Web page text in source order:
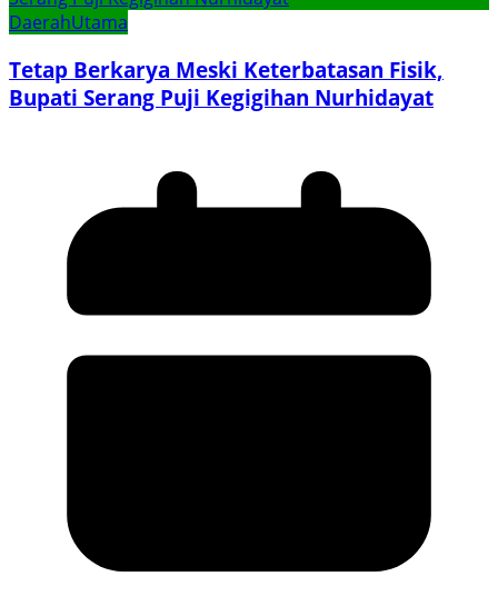
DaerahUtama
Tetap Berkarya Meski Keterbatasan Fisik,
Bupati Serang Puji Kegigihan Nurhidayat